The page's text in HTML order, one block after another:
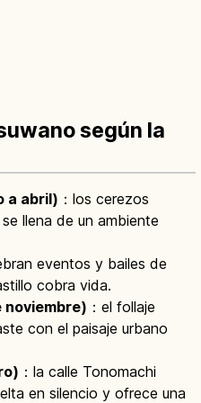
según la
a abril) ：los cerezos
llena de un ambiente
eventos y bailes de
cobra vida.
noviembre) ：el follaje
con el paisaje urbano
：la calle Tonomachi
en silencio y ofrece una